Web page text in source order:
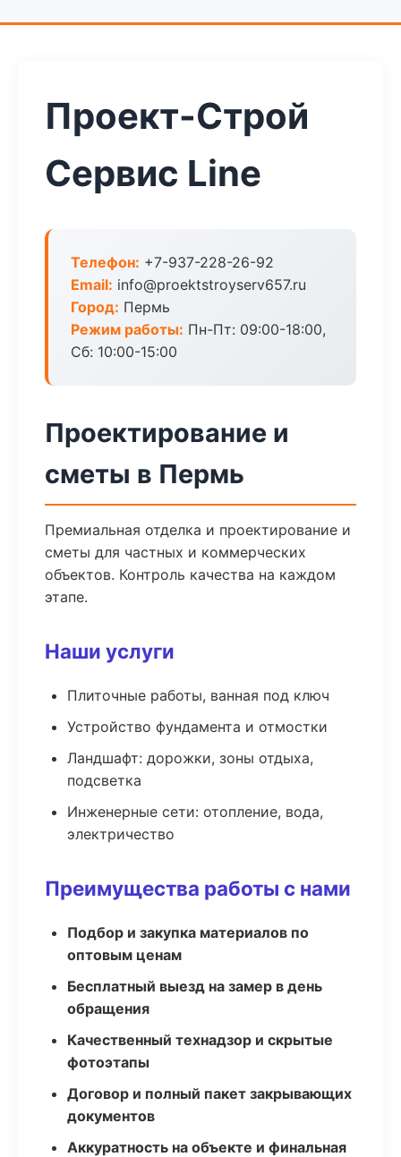
Проект-Строй
Сервис Line
Телефон: +7-937-228-26-92
Email: info@proektstroyserv657.ru
Город: Пермь
Режим работы: Пн-Пт: 09:00-18:00,
Сб: 10:00-15:00
Проектирование и
сметы в Пермь
Премиальная отделка и проектирование и
сметы для частных и коммерческих
объектов. Контроль качества на каждом
этапе.
Наши услуги
Плиточные работы, ванная под ключ
Устройство фундамента и отмостки
Ландшафт: дорожки, зоны отдыха,
подсветка
Инженерные сети: отопление, вода,
электричество
Преимущества работы с нами
Подбор и закупка материалов по
оптовым ценам
Бесплатный выезд на замер в день
обращения
Качественный технадзор и скрытые
фотоэтапы
Договор и полный пакет закрывающих
документов
Аккуратность на объекте и финальная